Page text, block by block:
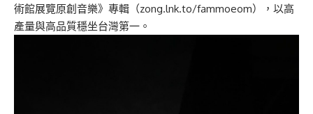
術館展覽原創音樂》專輯（zong.lnk.to/fammoeom），以高
產量與高品質穩坐台灣第一。